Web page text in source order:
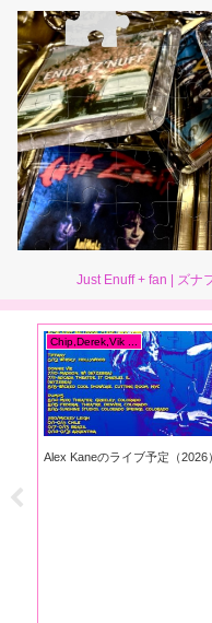
Just Enuff + fan | ズナ
Chip,Derek,Vik ...
Alex Kaneのライブ予定（2026）